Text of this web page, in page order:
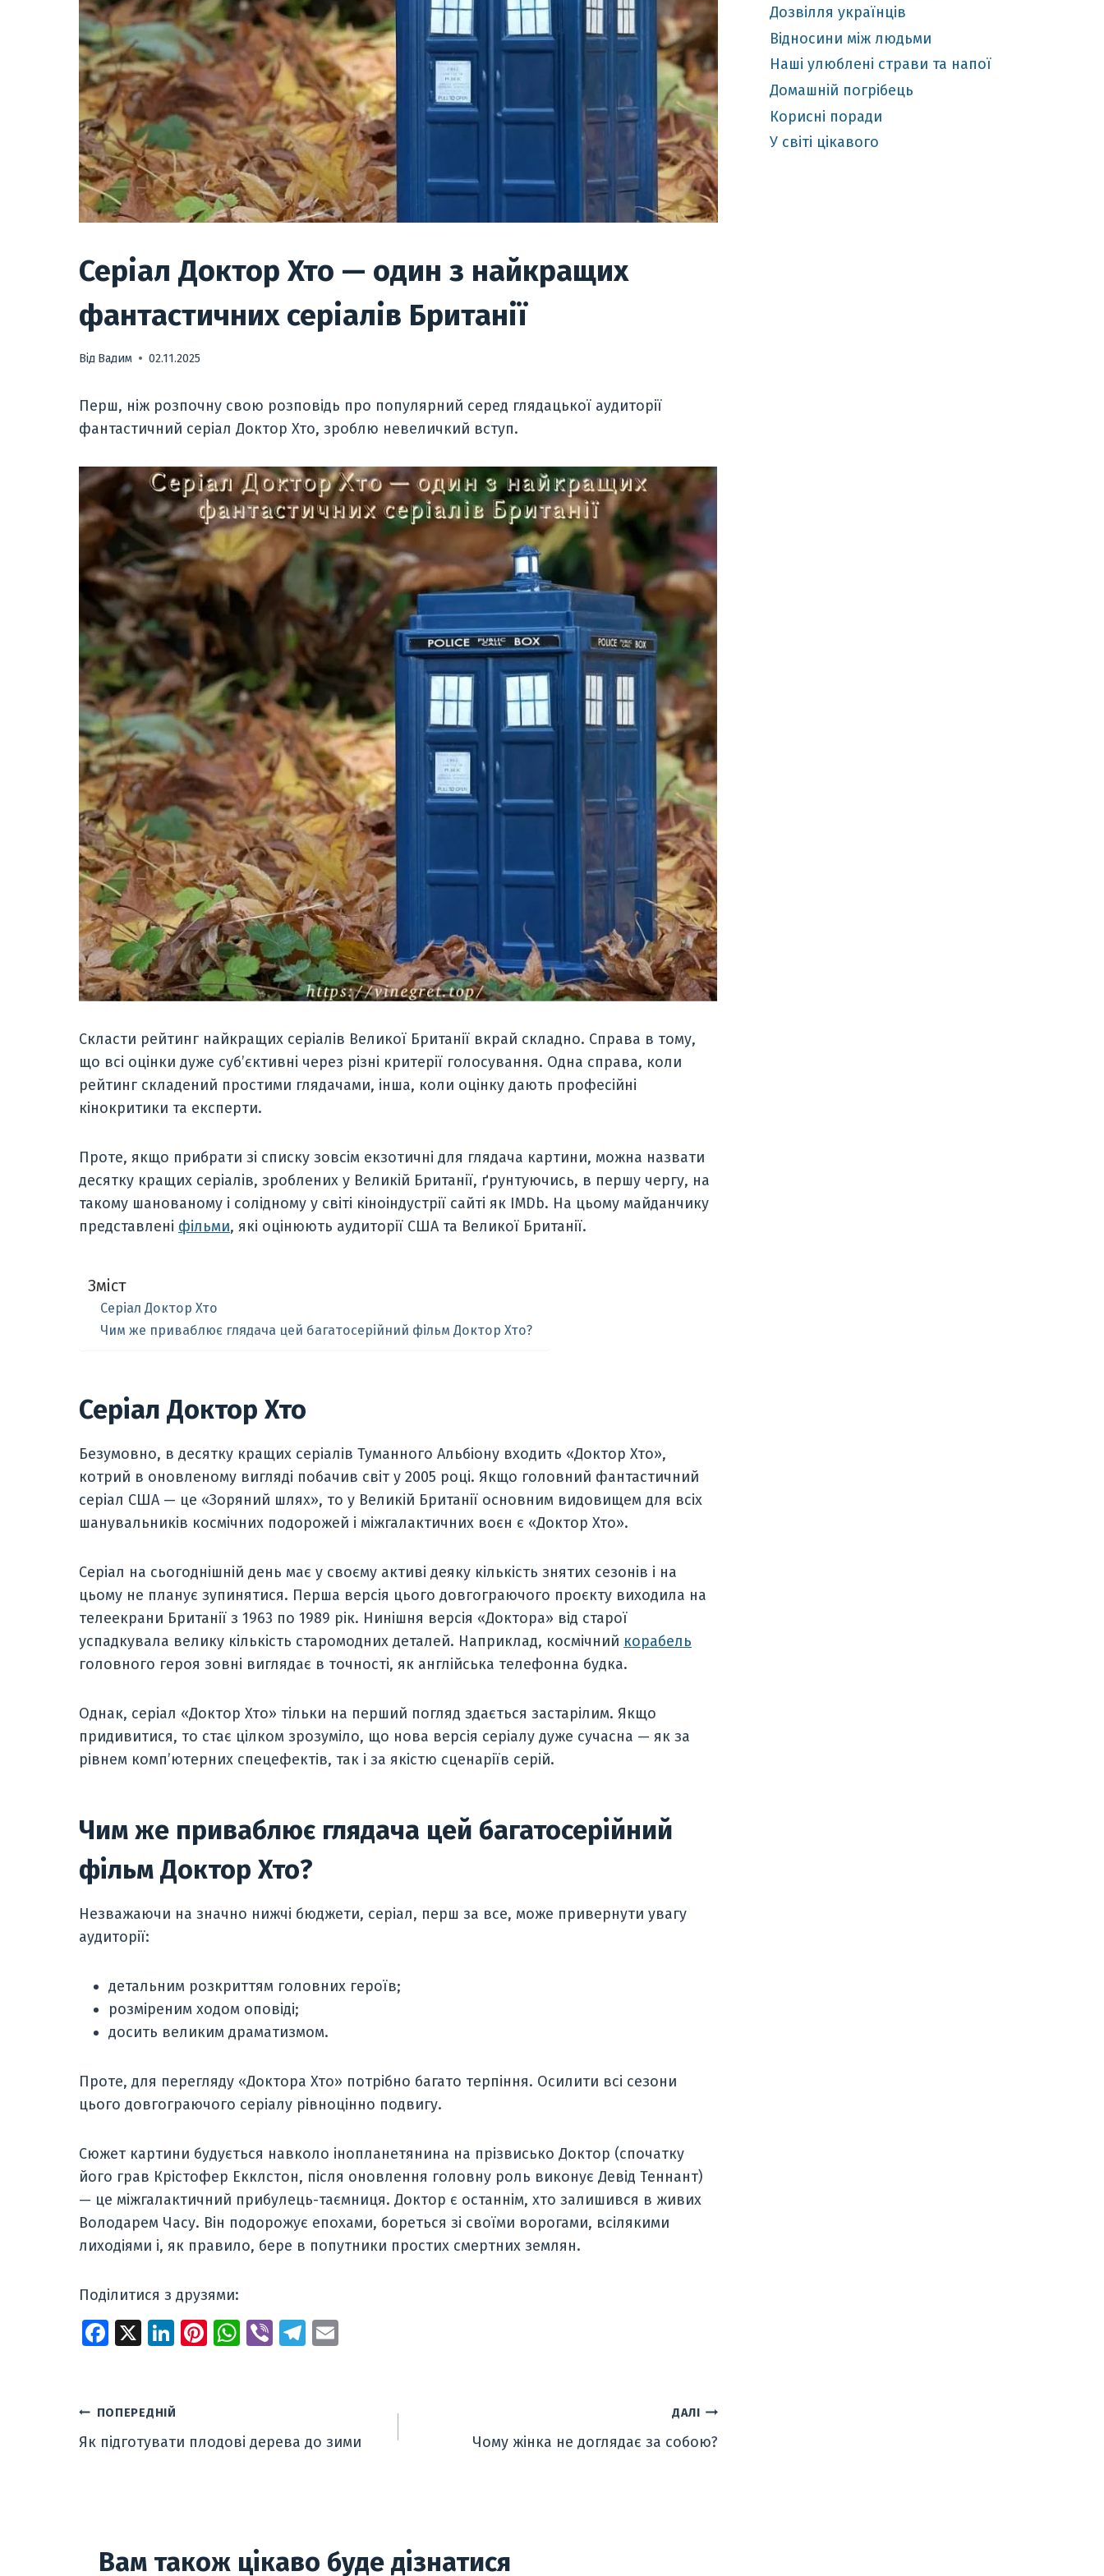
Серіал Доктор Хто — один з найкращих
фантастичних серіалів Британії
Від Вадим 02.11.2025
Перш, ніж розпочну свою розповідь про популярний серед глядацької аудиторії
фантастичний серіал Доктор Хто, зроблю невеличкий вступ.
Скласти рейтинг найкращих серіалів Великої Британії вкрай складно. Справа в тому,
що всі оцінки дуже суб’єктивні через різні критерії голосування. Одна справа, коли
рейтинг складений простими глядачами, інша, коли оцінку дають професійні
кінокритики та експерти.
Проте, якщо прибрати зі списку зовсім екзотичні для глядача картини, можна назвати
десятку кращих серіалів, зроблених у Великій Британії, ґрунтуючись, в першу чергу, на
такому шанованому і солідному у світі кіноіндустрії сайті як IMDb. На цьому майданчику
представлені фільми, які оцінюють аудиторії США та Великої Британії.
Зміст
Серіал Доктор Хто
Чим же приваблює глядача цей багатосерійний фільм Доктор Хто?
Серіал Доктор Хто
Безумовно, в десятку кращих серіалів Туманного Альбіону входить «Доктор Хто»,
котрий в оновленому вигляді побачив світ у 2005 році. Якщо головний фантастичний
серіал США — це «Зоряний шлях», то у Великій Британії основним видовищем для всіх
шанувальників космічних подорожей і міжгалактичних воєн є «Доктор Хто».
Серіал на сьогоднішній день має у своєму активі деяку кількість знятих сезонів і на
цьому не планує зупинятися. Перша версія цього довгограючого проєкту виходила на
телеекрани Британії з 1963 по 1989 рік. Нинішня версія «Доктора» від старої
успадкувала велику кількість старомодних деталей. Наприклад, космічний корабель
головного героя зовні виглядає в точності, як англійська телефонна будка.
Однак, серіал «Доктор Хто» тільки на перший погляд здається застарілим. Якщо
придивитися, то стає цілком зрозуміло, що нова версія серіалу дуже сучасна — як за
рівнем комп’ютерних спецефектів, так і за якістю сценаріїв серій.
Чим же приваблює глядача цей багатосерійний
фільм Доктор Хто?
Незважаючи на значно нижчі бюджети, серіал, перш за все, може привернути увагу
аудиторії:
детальним розкриттям головних героїв;
розміреним ходом оповіді;
досить великим драматизмом.
Проте, для перегляду «Доктора Хто» потрібно багато терпіння. Осилити всі сезони
цього довгограючого серіалу рівноцінно подвигу.
Сюжет картини будується навколо інопланетянина на прізвисько Доктор (спочатку
його грав Крістофер Екклстон, після оновлення головну роль виконує Девід Теннант)
— це міжгалактичний прибулець-таємниця. Доктор є останнім, хто залишився в живих
Володарем Часу. Він подорожує епохами, бореться зі своїми ворогами, всілякими
лиходіями і, як правило, бере в попутники простих смертних землян.
Поділитися з друзями:
Fa
o
o
X
Li
e
dI
Pi
st
W
A
Vi T
a
Навігація
записів
ПОПЕРЕДНІЙ
Як підготувати плодові дерева до зими
ДАЛІ
Чому жінка не доглядає за собою?
Вам також цікаво буде дізнатися
Дозвілля українців
Відносини між людьми
Наші улюблені страви та напої
Домашній погрібець
Корисні поради
У світі цікавого